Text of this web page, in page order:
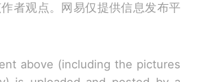
者观点。网易仅提供信息发布平
above (including the pictures